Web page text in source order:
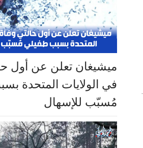
ميشيغان تعلن عن أول
في الولايات المتحدة
مُسبّب للإسهال